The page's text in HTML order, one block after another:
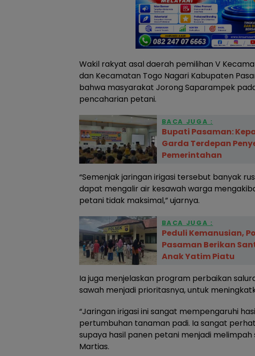
Wakil rakyat asal daerah pemilihan V
dan Kecamatan Togo Nagari Kabupaten
bahwa masyarakat Jorong Saparampek
pencaharian petani.
BACA JUGA :
Bupati Pasaman:
Garda Terdepan
Pemerintahan
“Semenjak jaringan irigasi tersebut banyak
dapat mengalir air kesawah warga
petani tidak maksimal,” ujarnya.
BACA JUGA :
Peduli Kemanusian,
Pasaman Berikan
Anak Yatim Piatu
Ia juga menjelaskan program perbaikan
sawah menjadi prioritasnya, untuk
“Jaringan irigasi ini sangat mempengaruhi
pertumbuhan tanaman padi. Ia sangat
supaya hasil panen petani menjadi melimpah
Martias.